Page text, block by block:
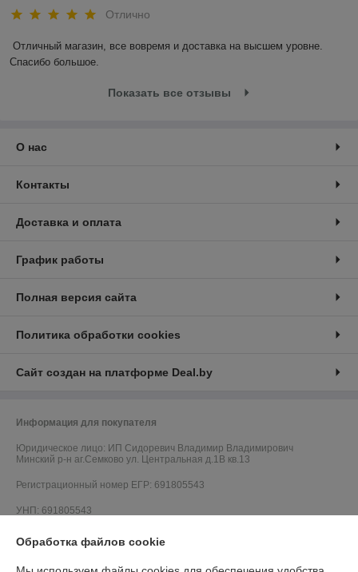
Отлично
Отличный магазин, все вовремя и доставка на высшем уровне.
Спасибо большое.
Показать все отзывы
О нас
Контакты
Доставка и оплата
График работы
Полная версия сайта
Политика обработки cookies
Сайт создан на платформе Deal.by
Информация для покупателя
Юридическое лицо: ИП Сидоревич Владимир Владимирович
Минский р-н аг.Семково ул. Центральная д.1В кв.13
Регистрационный номер ЕГР: 691805543
УНП: 691805543
Регистрационный орган: Минский районный исполнительный комитет,
Отдел по контролю за рекламой и защите прав потребителей г. Минск,
Обработка файлов cookie